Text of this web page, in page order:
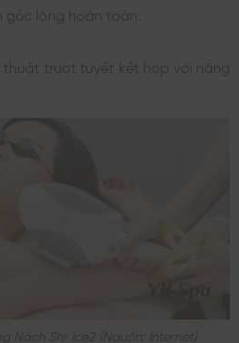
gốc lông hoàn toàn.
thuật trượt tuyết kết hợp với năng
Nách Shr Ice2 (nguồn: Internet)